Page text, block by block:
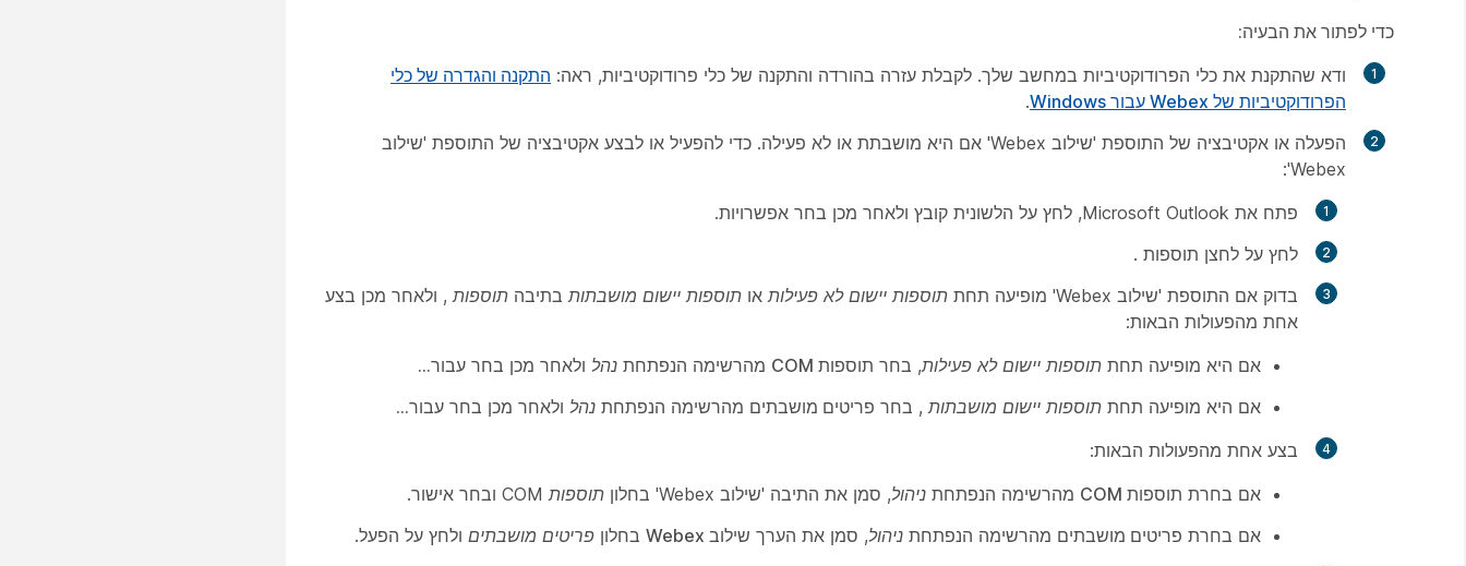
כדי לפתור את הבעיה:
ודא שהתקנת את כלי הפרודוקטיביות במחשב שלך. לקבלת עזרה בהורדה והתקנה של כלי פרודוקטיביות, ראה: התקנה והגדרה של כלי
הפרודוקטיביות של Webex עבור Windows
.
הפעלה או אקטיבציה של התוספת 'שילוב Webex' אם היא מושבתת או לא פעילה. כדי להפעיל או לבצע אקטיבציה של התוספת 'שילוב
Webex':
פתח את Microsoft Outlook, לחץ על הלשונית
קובץ ולאחר מכן בחר אפשרויות.
לחץ על לחצן תוספות .
בדוק אם התוספת 'שילוב Webex' מופיעה תחת
תוספות יישום לא פעילות או תוספות יישום מושבתות בתיבה תוספות , ולאחר מכן בצע
אחת מהפעולות הבאות:
אם היא מופיעה תחת תוספות יישום לא פעילות, בחר תוספות COM מהרשימה הנפתחת נהל ולאחר מכן בחר עבור...
אם היא מופיעה תחת תוספות יישום מושבתות , בחר פריטים מושבתים מהרשימה הנפתחת נהל ולאחר מכן בחר עבור...
בצע אחת מהפעולות הבאות:
אם בחרת תוספות COM מהרשימה הנפתחת ניהול, סמן את התיבה 'שילוב Webex' בחלון תוספות COM ובחר אישור.
אם בחרת פריטים מושבתים מהרשימה הנפתחת ניהול, סמן את הערך שילוב Webex בחלון פריטים מושבתים ולחץ על הפעל.